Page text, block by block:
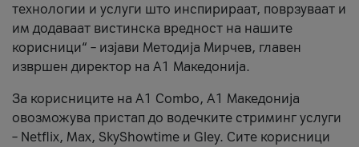
технологии и услуги што инспирираат, поврзуваат и
им додаваат вистинска вредност на нашите
корисници“ – изјави Методија Мирчев, главен
извршен директор на А1 Македонија.
За корисниците на A1 Combo, А1 Македонија
овозможува пристап до водечките стриминг услуги
– Netflix, Max, SkyShowtime и Gley. Сите корисници